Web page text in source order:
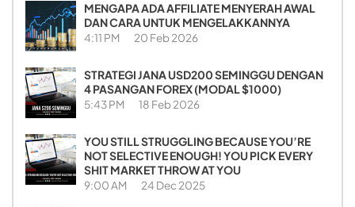
MENGAPA ADA AFFILIATE MENYERAH AWAL
DAN CARA UNTUK MENGELAKKANNYA
4:11 PM 20 Feb 2026
STRATEGI JANA USD200 SEMINGGU DENGAN
4 PASANGAN FOREX (MODAL $1000)
5:43 PM 18 Feb 2026
YOU STILL STRUGGLING BECAUSE YOU’RE
NOT SELECTIVE ENOUGH! YOU PICK EVERY
SHIT MARKET THROW AT YOU
9:00 AM 24 Dec 2025